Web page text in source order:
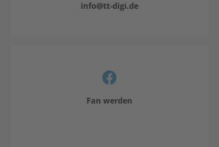
info@tt-digi.de
Fan werden